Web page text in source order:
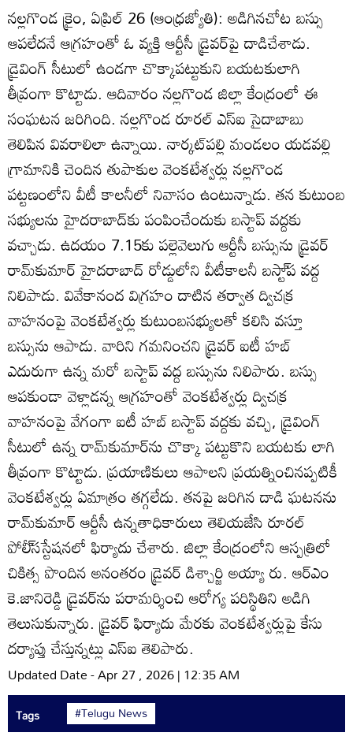
నల్లగొండ క్రైం, ఏప్రిల్‌ 26 (ఆంధ్రజ్యోతి): అడిగినచోట బస్సు
ఆపలేదనే ఆగ్రహంతో ఓ వ్యక్తి ఆర్టీసీ డ్రైవర్‌పై దాడిచేశాడు.
డ్రైవింగ్‌ సీటులో ఉండగా చొక్కాపట్టుకుని బయటకులాగి
తీవ్రంగా కొట్టాడు. ఆదివారం నల్లగొండ జిల్లా కేంద్రంలో ఈ
సంఘటన జరిగింది. నల్లగొండ రూరల్‌ ఎస్‌ఐ సైదాబాబు
తెలిపిన వివరాలిలా ఉన్నాయి. నార్కట్‌పల్లి మండలం యడవల్లి
గ్రామానికి చెందిన తుపాకుల వెంకటేశ్వర్లు నల్లగొండ
పట్టణంలోని వీటీ కాలనీలో నివాసం ఉంటున్నాడు. తన కుటుంబ
సభ్యులను హైదరాబాద్‌కు పంపించేందుకు బస్టాప్‌ వద్దకు
వచ్చాడు. ఉదయం 7.15కు పల్లెవెలుగు ఆర్టీసీ బస్సును డ్రైవర్‌
రామ్‌కుమార్‌ హైదరాబాద్‌ రోడ్డులోని వీటీకాలనీ బస్టా్‌ప వద్ద
నిలిపాడు. వివేకానంద విగ్రహం దాటిన తర్వాత ద్విచక్ర
వాహనంపై వెంకటేశ్వర్లు కుటుంబసభ్యులతో కలిసి వస్తూ
బస్సును ఆపాడు. వారిని గమనించని డ్రైవర్‌ ఐటీ హబ్‌
ఎదురుగా ఉన్న మరో బస్టాప్‌ వద్ద బస్సును నిలిపారు. బస్సు
ఆపకుండా వెళ్లాడన్న ఆగ్రహంతో వెంకటేశ్వర్లు ద్విచక్ర
వాహనంపై వేగంగా ఐటీ హబ్‌ బస్టాప్‌ వద్దకు వచ్చి, డ్రైవింగ్‌
సీటులో ఉన్న రామ్‌కుమార్‌ను చొక్కా పట్టుకొని బయటకు లాగి
తీవ్రంగా కొట్టాడు. ప్రయాణికులు ఆపాలని ప్రయత్నించినప్పటికీ
వెంకటేశ్వర్లు ఏమాత్రం తగ్గలేదు. తనపై జరిగిన దాడి ఘటనను
రామ్‌కుమార్‌ ఆర్టీసీ ఉన్నతాధికారులు తెలియజేసి రూరల్‌
పోలీ్‌సస్టేషనలో ఫిర్యాదు చేశారు. జిల్లా కేంద్రంలోని ఆస్పత్రిలో
చికిత్స పొందిన అనంతరం డ్రైవర్‌ డిశ్చార్జి అయ్యా రు. ఆర్‌ఎం
కె.జానిరెడ్డి డ్రైవర్‌ను పరామర్శించి ఆరోగ్య పరిస్థితిని అడిగి
తెలుసుకున్నారు. డ్రైవర్‌ ఫిర్యాదు మేరకు వెంకటేశ్వర్లుపై కేసు
దర్యాప్తు చేస్తున్నట్లు ఎస్‌ఐ తెలిపారు.
Updated Date - Apr 27 , 2026 | 12:35 AM
Tags #Telugu News